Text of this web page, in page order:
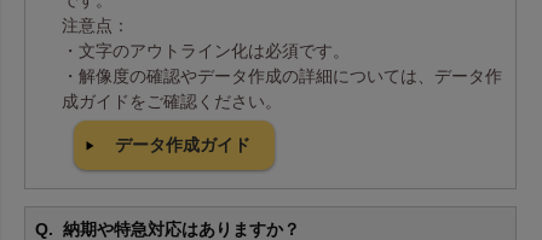
注意点：
・文字のアウトライン化は必須です。
・解像度の確認やデータ作成の詳細については、データ作
成ガイドをご確認ください。
データ作成ガイド
納期や特急対応はありますか？